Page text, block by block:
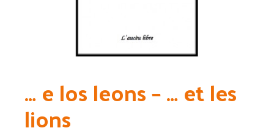
… e los leons – … et les
lions